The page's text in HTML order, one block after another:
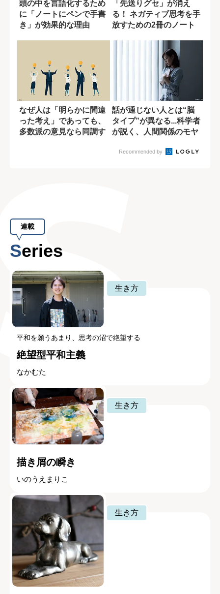
頭の中を言語化するため
に「ノートにペンで手書
き」が効果的な理由
「先送りグセ」が消え
る！ ネガティブ思考を手
放すための2冊のノート
なぜ人は「明らかに間違
った考え」であっても、
多数派の意見なら同調す
話が通じない人とは“脳
タイプ”が異なる...科学者
が説く、人間関係のモヤ
Recommended by
連載
Series
生き方
平和を願うあまり、思考の沼で絶望する
絶望型平和主義
なかむた
生き方
描き屑の瞬き
いのうえまりこ
生き方